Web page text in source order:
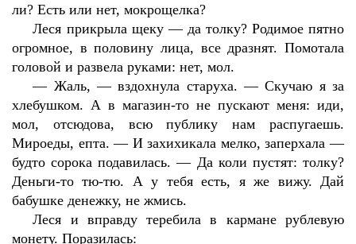
ли? Есть или нет, мокрощелка?
Леся прикрыла щеку — да толку? Родимое пятно
огромное, в половину лица, все дразнят. Помотала
головой и развела руками: нет, мол.
— Жаль, — вздохнула старуха. — Скучаю я за
хлебушком. А в магазин-то не пускают меня: иди,
мол, отсюдова, всю публику нам распугаешь.
Мироеды, епта. — И захихикала мелко, заперхала —
будто сорока подавилась. — Да коли пустят: толку?
Деньги-то тю-тю. А у тебя есть, я же вижу. Дай
бабушке денежку, не жмись.
Леся и вправду теребила в кармане рублевую
монету. Поразилась: